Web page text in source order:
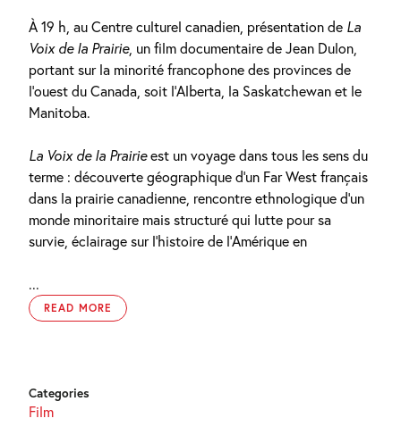
À 19 h, au Centre culturel canadien, présentation de La
Voix de la Prairie, un film documentaire de Jean Dulon,
portant sur la minorité francophone des provinces de
l’ouest du Canada, soit l’Alberta, la Saskatchewan et le
Manitoba.
La Voix de la Prairieest un voyage dans tous les sens du
terme : découverte géographique d’un Far West français
dans la prairie canadienne, rencontre ethnologique d’un
monde minoritaire mais structuré qui lutte pour sa
survie, éclairage sur l’histoire de l’Amérique en
...
READ MORE
Categories
Film